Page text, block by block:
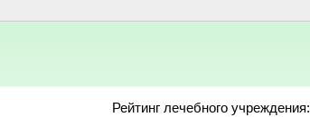
Рейтинг лечебного учреждения: